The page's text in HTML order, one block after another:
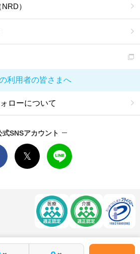
）
利用者の皆さまへ
ローについて
式SNSアカウント
師│マイナビ薬剤師│マイナビ保育士